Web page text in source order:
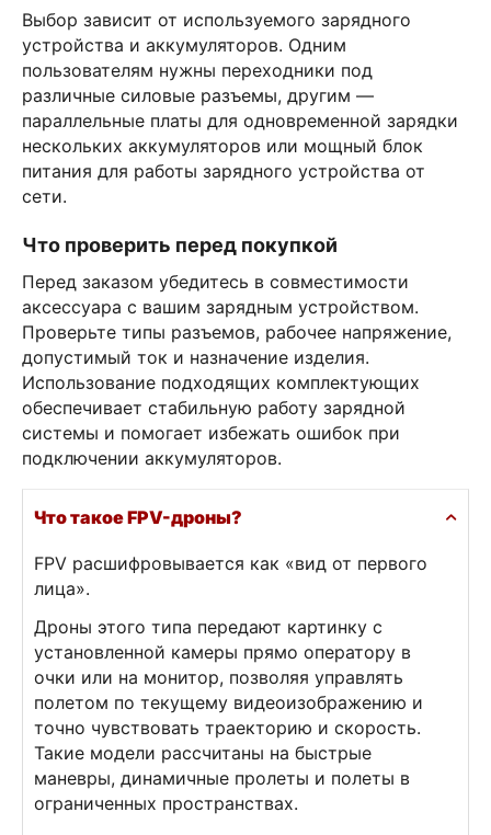
Выбор зависит от используемого зарядного
устройства и аккумуляторов. Одним
пользователям нужны переходники под
различные силовые разъемы, другим —
параллельные платы для одновременной зарядки
нескольких аккумуляторов или мощный блок
питания для работы зарядного устройства от
сети.
Что проверить перед покупкой
Перед заказом убедитесь в совместимости
аксессуара с вашим зарядным устройством.
Проверьте типы разъемов, рабочее напряжение,
допустимый ток и назначение изделия.
Использование подходящих комплектующих
обеспечивает стабильную работу зарядной
системы и помогает избежать ошибок при
подключении аккумуляторов.
Что такое FPV-дроны?
FPV расшифровывается как «вид от первого
лица».
Дроны этого типа передают картинку с
установленной камеры прямо оператору в
очки или на монитор, позволяя управлять
полетом по текущему видеоизображению и
точно чувствовать траекторию и скорость.
Такие модели рассчитаны на быстрые
маневры, динамичные пролеты и полеты в
ограниченных пространствах.